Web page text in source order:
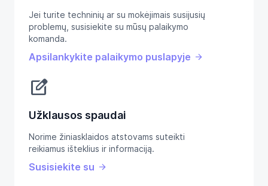
Jei turite techninių ar su mokėjimais susijusių
problemų, susisiekite su mūsų palaikymo
komanda.
Apsilankykite palaikymo puslapyje
edit_square
Užklausos spaudai
Norime žiniasklaidos atstovams suteikti
reikiamus išteklius ir informaciją.
Susisiekite su